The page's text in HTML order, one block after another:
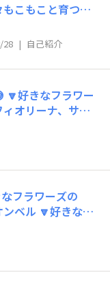
こもこと育つ
ぞっこんです💕
てていても、料理
！カフェ巡りが趣
に一
Sekoです! コミ
ざいます。 みな
ライフを過ごして
28 | 自己紹介
オリーナ、サフ
ケ🏀 芝生の手入
んでいただきまし
よろしくお願い
フラワーズの
ベル 🔽好きなこ
） 園芸以外です
んなに一言 何と
になるとは思って
いないのでサンサ